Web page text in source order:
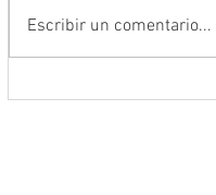
Escribir un comentario...